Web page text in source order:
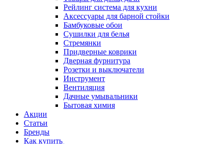
Рейлинг система для кухни
Аксессуары для барной стойки
Бамбуковые обои
Сушилки для белья
Стремянки
Придверные коврики
Дверная фурнитура
Розетки и выключатели
Инструмент
Вентиляция
Дачные умывальники
Бытовая химия
Акции
Статьи
Бренды
Как купить